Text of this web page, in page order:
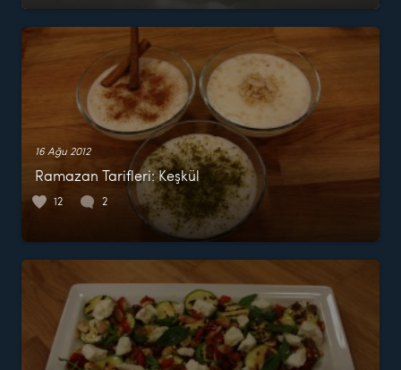
16 Ağu 2012
Ramazan Tarifleri: Keşkül
12 2